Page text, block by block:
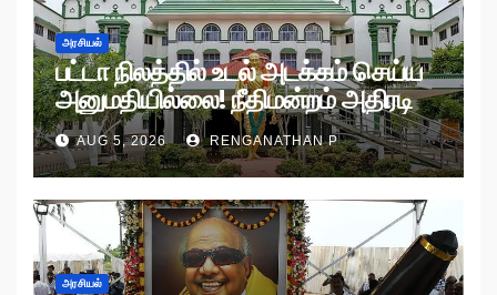
அரசியல்
பட்டா நிலத்தில் உடல் அடக்கம் செய்ய
அனுமதியில்லை! நீதிமன்றம் அதிரடி
உத்தரவு!
AUG 5, 2026 RENGANATHAN P
அரசியல்